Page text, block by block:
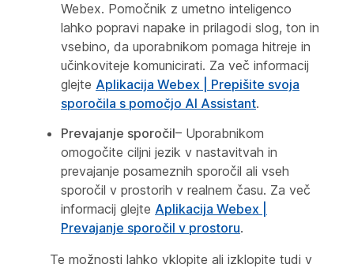
Webex. Pomočnik z umetno inteligenco
lahko popravi napake in prilagodi slog, ton in
vsebino, da uporabnikom pomaga hitreje in
učinkoviteje komunicirati. Za več informacij
glejte Aplikacija Webex | Prepišite svoja
sporočila s pomočjo AI Assistant.
Prevajanje sporočil– Uporabnikom
omogočite ciljni jezik v nastavitvah in
prevajanje posameznih sporočil ali vseh
sporočil v prostorih v realnem času. Za več
informacij glejte Aplikacija Webex |
Prevajanje sporočil v prostoru.
Te možnosti lahko vklopite ali izklopite tudi v